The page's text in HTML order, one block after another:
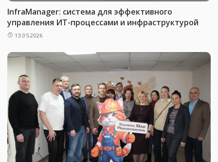
InfraManager: система для эффективного
управления ИТ-процессами и инфраструктурой
13.05.2026